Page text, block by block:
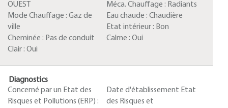
OUEST
Méca. Chauffage : Radiants
Mode Chauffage : Gaz de
ville
Eau chaude : Chaudière
Etat intérieur : Bon
Cheminée : Pas de conduit Calme : Oui
Clair : Oui
Diagnostics
Concerné par un Etat des
Risques et Pollutions (ERP) :
Date d'établissement Etat
des Risques et